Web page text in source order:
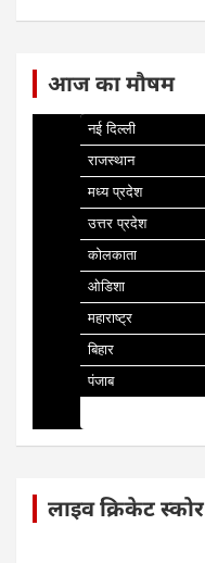
आज का मौषम
नई दिल्ली
राजस्थान
मध्य प्रदेश
उत्तर प्रदेश
कोलकाता
ओडिशा
महाराष्ट्र
बिहार
पंजाब
लाइव क्रिकेट स्कोर